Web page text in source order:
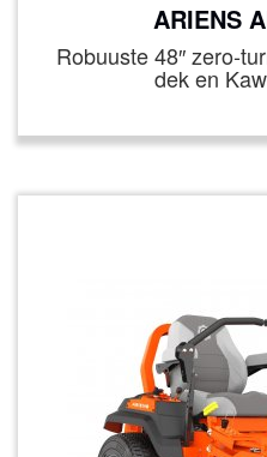
ARIENS
Robuuste 48″
dek en